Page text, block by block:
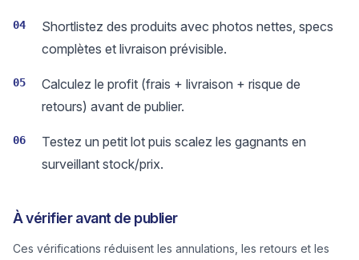
04
Shortlistez des produits avec photos nettes, specs
complètes et livraison prévisible.
05
Calculez le profit (frais + livraison + risque de
retours) avant de publier.
06
Testez un petit lot puis scalez les gagnants en
surveillant stock/prix.
À vérifier avant de publier
Ces vérifications réduisent les annulations, les retours et les